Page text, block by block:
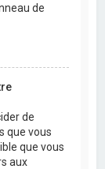
de
de
que vous
que vous
aux